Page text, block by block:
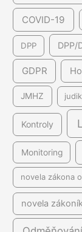
COVID-19
DPP DPP/
GDPR
JMHZ
Kontroly
Monitoring
novela zákona
novela